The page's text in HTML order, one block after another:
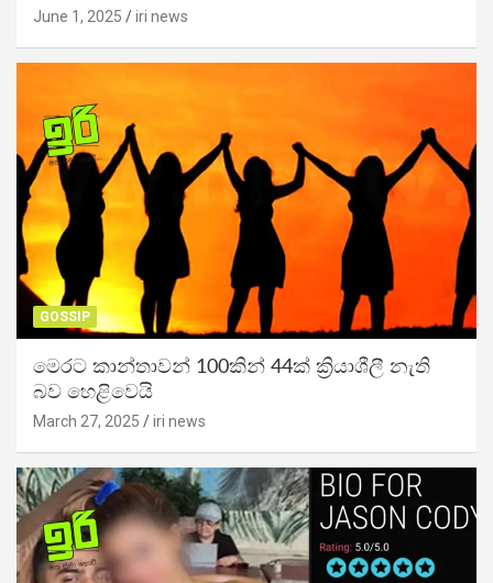
June 1, 2025 iri news
GOSSIP
මෙරට කාන්තාවන් 100කින් 44ක් ක්‍රියාශීලී නැති
බව හෙළිවෙයි
March 27, 2025 iri news